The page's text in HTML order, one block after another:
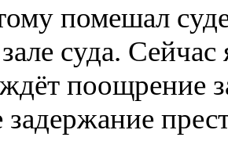
помешал
зале суда.
поощрение